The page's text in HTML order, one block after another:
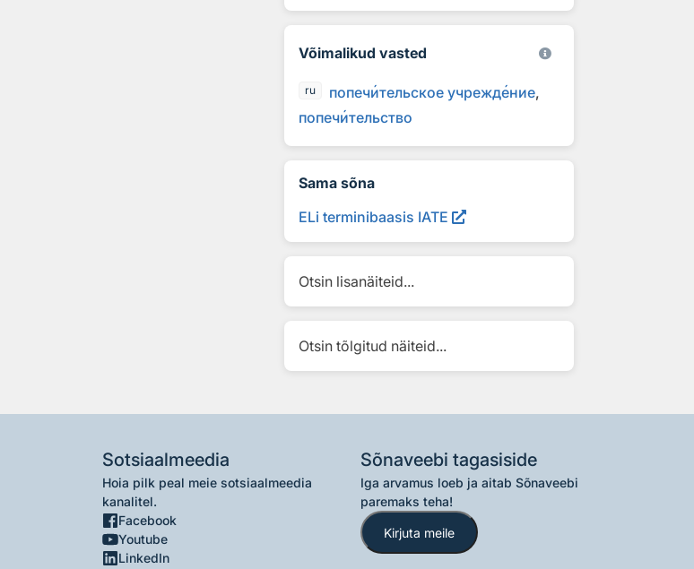
Võimalikud vasted
ru попечительское учреждение
попечительство
Sama sõna
ELi terminibaasis IATE
Otsin lisanäiteid...
Otsin tõlgitud näiteid...
Sotsiaalmeedia
Hoia pilk peal meie sotsiaalmeedia
kanalitel.
Facebook
Youtube
LinkedIn
Sõnaveebi tagasiside
Iga arvamus loeb ja aitab Sõnaveebi
paremaks teha!
Kirjuta meile